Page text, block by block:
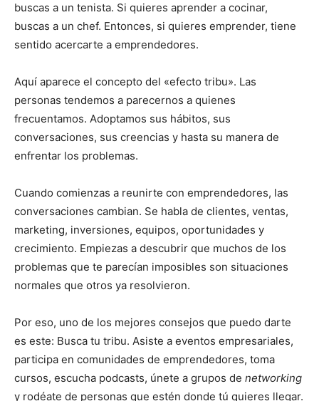
buscas a un tenista. Si quieres aprender a cocinar,
buscas a un chef. Entonces, si quieres emprender, tiene
sentido acercarte a emprendedores.
Aquí aparece el concepto del «efecto tribu». Las
personas tendemos a parecernos a quienes
frecuentamos. Adoptamos sus hábitos, sus
conversaciones, sus creencias y hasta su manera de
enfrentar los problemas.
Cuando comienzas a reunirte con emprendedores, las
conversaciones cambian. Se habla de clientes, ventas,
marketing, inversiones, equipos, oportunidades y
crecimiento. Empiezas a descubrir que muchos de los
problemas que te parecían imposibles son situaciones
normales que otros ya resolvieron.
Por eso, uno de los mejores consejos que puedo darte
es este: Busca tu tribu. Asiste a eventos empresariales,
participa en comunidades de emprendedores, toma
cursos, escucha podcasts, únete a grupos de networking
y rodéate de personas que estén donde tú quieres llegar.